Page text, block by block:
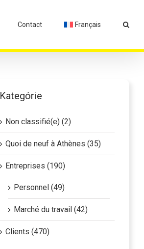
Contact Français
Kategórie
Non classifié(e) (2)
Quoi de neuf à Athènes (35)
Entreprises (190)
Personnel (49)
Marché du travail (42)
Clients (470)